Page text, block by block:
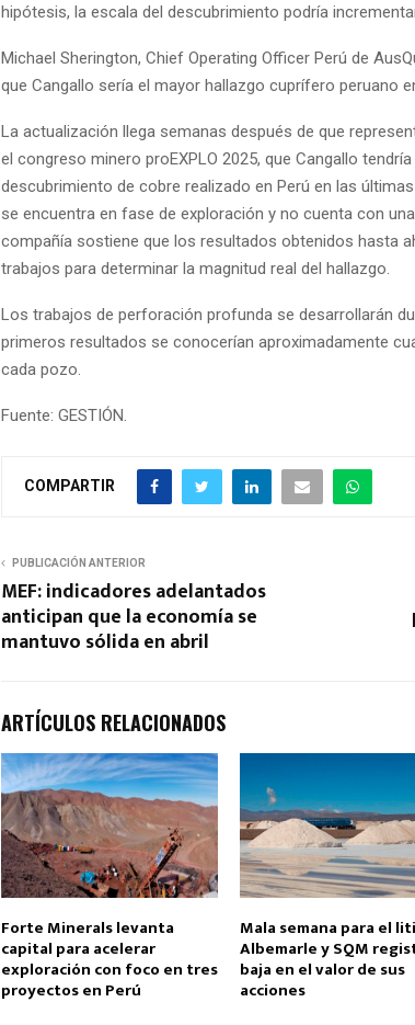
hipótesis, la escala del descubrimiento podría
Michael Sherington, Chief Operating Officer Perú de
que Cangallo sería el mayor hallazgo cuprífero peruano
La actualización llega semanas después de que
el congreso minero proEXPLO 2025, que Cangallo
descubrimiento de cobre realizado en Perú en las
se encuentra en fase de exploración y no cuenta con
compañía sostiene que los resultados obtenidos hasta
trabajos para determinar la magnitud real del hallazgo.
Los trabajos de perforación profunda se desarrollarán
primeros resultados se conocerían aproximadamente
cada pozo.
Fuente: GESTIÓN.
COMPARTIR
PUBLICACIÓN ANTERIOR
MEF: indicadores adelantados
anticipan que la economía se
mantuvo sólida en abril
ARTÍCULOS RELACIONADOS
Forte Minerals levanta
capital para acelerar
exploración con foco en tres
proyectos en Perú
Mala semana para el
Albemarle y SQM
baja en el valor de sus
acciones